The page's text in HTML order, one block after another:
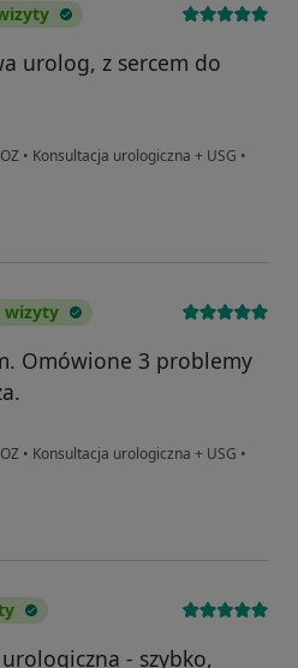
urolog, z sercem do
• Konsultacja urologiczna + USG •
wizyty
Omówione 3 problemy
• Konsultacja urologiczna + USG •
- szybko,